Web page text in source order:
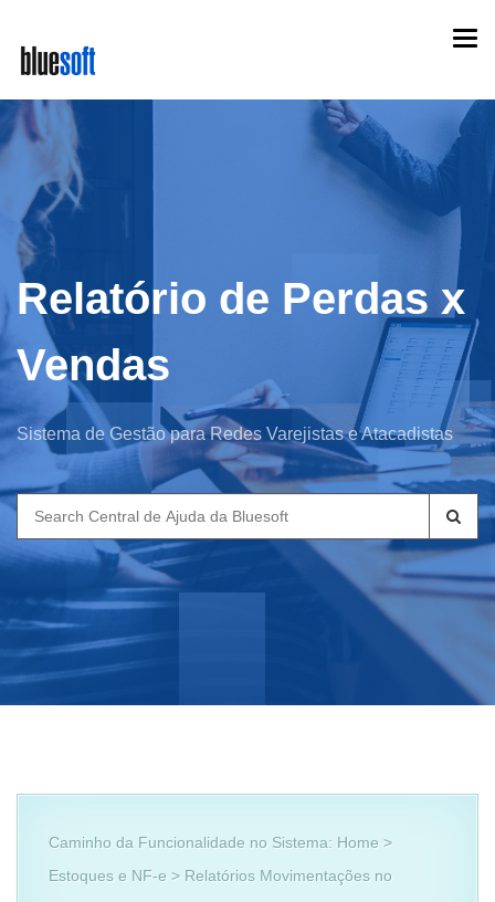
main
content
Relatório de Perdas x
Vendas
Sistema de Gestão para Redes Varejistas e Atacadistas
Search
for:
Caminho da Funcionalidade no Sistema: Home >
Estoques e NF-e > Relatórios Movimentações no